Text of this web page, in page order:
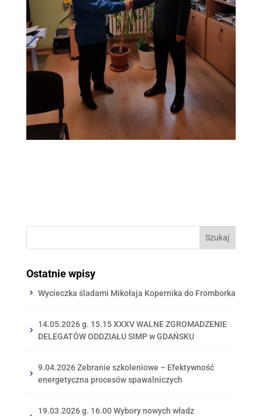
Ostatnie wpisy
Wycieczka śladami Mikołaja Kopernika do Fromborka
14.05.2026 g. 15.15 XXXV WALNE ZGROMADZENIE
DELEGATÓW ODDZIAŁU SIMP w GDAŃSKU
9.04.2026 Zebranie szkoleniowe – Efektywność
energetyczna procesów spawalniczych
19.03.2026 g. 16.00 Wybory nowych władz